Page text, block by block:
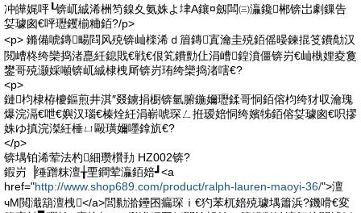
冲皣娓呯┖锛屼絾浠栦笉鎳夊氨姝よ垏A鑲¤劔闆㈢灜鑱郴锛岀劇鏁告
姇璩囪€呯瓑钁椾粬銆?/p>
<p> 鏅備唬鏄畼閰风殑锛屾檪浠ｄ篃鏄寘瀹圭殑銆傜暥鍊掍笅鐨勪汉
閲嶆柊绔欒捣渚嗭紝鎴戝€戦€佷笂鐨勯仩涓嶆鍠濆僵锛岃€屾槸娌夌敻
鐢哥殑灏婇噸锛屼絾棣栧厛锛岃珛绔欒捣渚嗐€?
<p>
鏈枃棣栫櫦鏂煎井淇″叕鐪捐櫉锛氫腑鍦嬭瓑鍒哥恫銆傛枃绔犲収瀹瑰
爆浣滆€呭€嬩汉瑙€榛烇紝涓嶄唬琛ㄥ拰瑷婄恫绔嬪牬銆傛姇璩囪€呮摎
姝ゆ搷浣滐紝棰ㄩ毆璜嬭嚜鎿斻€?
</p>
锛堣铂浠荤法杓細瓒欑劧 HZ002锛?
鍜岃▕缍蹭粖澶╁垔鐧荤灜銆婄┛<a
href="http://www.shop689.com/product/ralph-lauren-maoyi-36/">澶
чΜ閲濈箶澶栧</a>閭勬湁鑸囨瘺琛ｉ€犳苯杌婄殑璩堣簫浜?鐖嗗€変